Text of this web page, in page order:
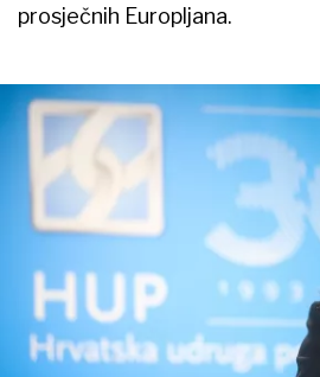
prosječnih Europljana.